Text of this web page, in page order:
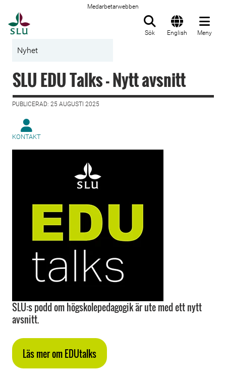
Medarbetarwebben
Sök English Meny
Nyhet
SLU EDU Talks - Nytt avsnitt
PUBLICERAD: 25 AUGUSTI 2025
KONTAKT
SLU:s podd om högskolepedagogik är ute med ett nytt
avsnitt.
Läs mer om EDUtalks